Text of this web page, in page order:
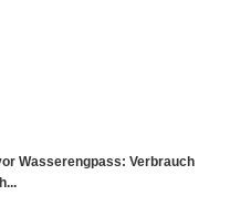
Wasserengpass: Verbrauch